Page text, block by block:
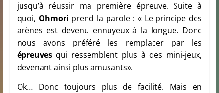
jusqu’à réussir ma première épreuve. Suite à
quoi, Ohmori prend la parole : « Le principe des
arènes est devenu ennuyeux à la longue. Donc
nous avons préféré les remplacer par les
épreuvesqui ressemblent plus à des mini-jeux,
devenant ainsi plus amusants».
Ok… Donc toujours plus de facilité. Mais en